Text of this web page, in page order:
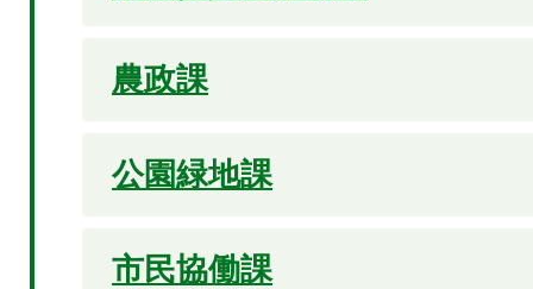
農政課
公園緑地課
市民協働課